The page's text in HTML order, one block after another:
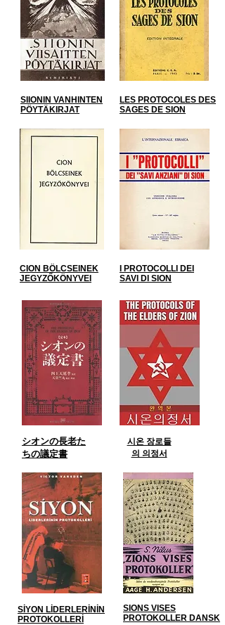
SIIONIN VANHINTEN
PÖYTÄKIRJAT
LES PROTOCOLES DES
SAGES DE SION
CION BÖLCSEINEK
JEGYZŐKÖNYVEI
I PROTOCOLLI DEI
SAVI DI SION
シオンの長老た
ちの議定書
SİYON LİDERLERİNİN
PROTOKOLLERİ
시온 장로들
의 의정서
SIONS VISES
PROTOKOLLER DANSK